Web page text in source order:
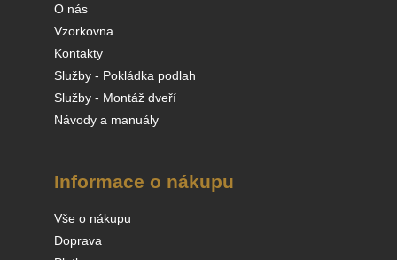
O nás
Vzorkovna
Kontakty
Služby - Pokládka podlah
Služby - Montáž dveří
Návody a manuály
Informace o nákupu
Vše o nákupu
Doprava